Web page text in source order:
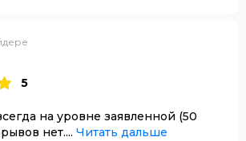
5
на уровне заявленной (50
нет.... Читать дальше